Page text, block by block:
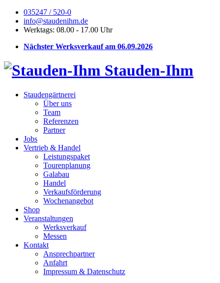
035247 / 520-0
info@staudenihm.de
Werktags: 08.00 - 17.00 Uhr
Nächster Werksverkauf am 06.09.2026
Stauden-Ihm
Staudengärtnerei
Über uns
Team
Referenzen
Partner
Jobs
Vertrieb & Handel
Leistungspaket
Tourenplanung
Galabau
Handel
Verkaufsförderung
Wochenangebot
Shop
Veranstaltungen
Werksverkauf
Messen
Kontakt
Ansprechpartner
Anfahrt
Impressum & Datenschutz